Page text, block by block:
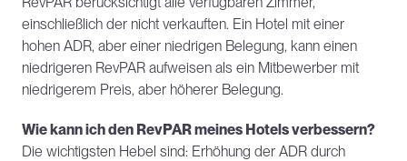
einschließlich der nicht verkauften. Ein Hotel mit einer
hohen ADR, aber einer niedrigen Belegung, kann einen
niedrigeren RevPAR aufweisen als ein Mitbewerber mit
niedrigerem Preis, aber höherer Belegung.
Wie kann ich den RevPAR meines Hotels verbessern?
Die wichtigsten Hebel sind: Erhöhung der ADR durch